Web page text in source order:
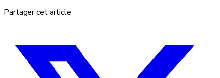
Partager cet article